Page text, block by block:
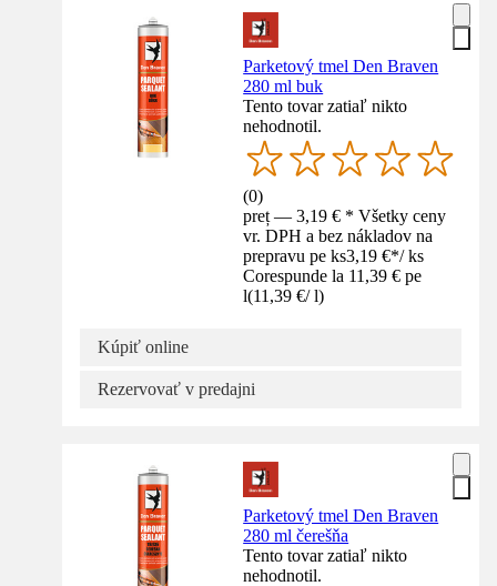
Parketový tmel Den Braven
280 ml buk
Tento tovar zatiaľ nikto
nehodnotil.
(0)
preț — 3,19 € * Všetky ceny
vr. DPH a bez nákladov na
prepravu pe ks3,19 €*/ ks
Corespunde la 11,39 € pe
l(11,39 €/ l)
Kúpiť online
Rezervovať v predajni
Parketový tmel Den Braven
280 ml čerešňa
Tento tovar zatiaľ nikto
nehodnotil.